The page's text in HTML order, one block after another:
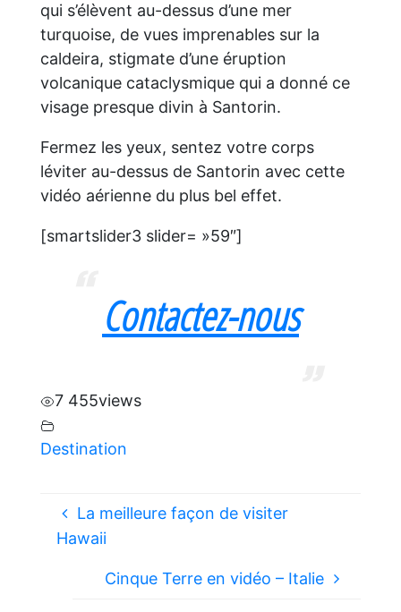
qui s’élèvent au-dessus d’une mer
turquoise, de vues imprenables sur la
caldeira, stigmate d’une éruption
volcanique cataclysmique qui a donné ce
visage presque divin à Santorin.
Fermez les yeux, sentez votre corps
léviter au-dessus de Santorin avec cette
vidéo aérienne du plus bel effet.
[smartslider3 slider= »59″]
Contactez-nous
7 455views
Destination
La meilleure façon de visiter
Hawaii
Cinque Terre en vidéo – Italie